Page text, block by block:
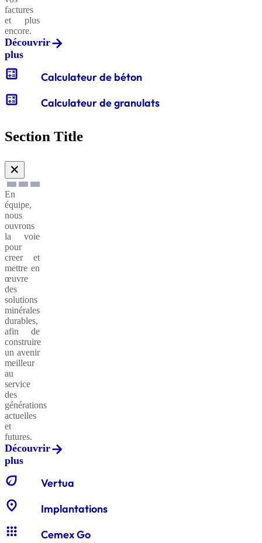
factures
et plus
encore.
Découvrir
plus
calculate Calculateur de béton
calculate Calculateur de granulats
Section Title
✕
En
équipe,
nous
ouvrons
la voie
pour
creer et
mettre en
œuvre
des
solutions
minérales
durables,
afin de
construire
un avenir
meilleur
au
service
des
générations
actuelles
et
futures.
Découvrir
plus
eco Vertua
location_on Implantations
apps Cemex Go